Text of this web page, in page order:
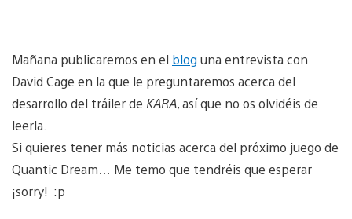
Mañana publicaremos en el blog una entrevista con
David Cage en la que le preguntaremos acerca del
desarrollo del tráiler de KARA, así que no os olvidéis de
leerla.
Si quieres tener más noticias acerca del próximo juego de
Quantic Dream… Me temo que tendréis que esperar
¡sorry! :p